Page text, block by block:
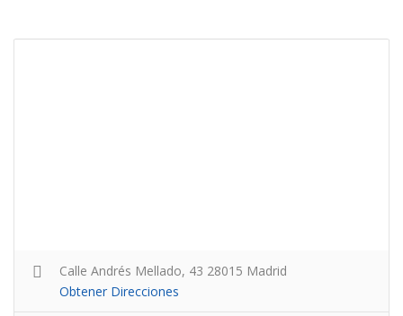
Calle Andrés Mellado, 43 28015 Madrid
Obtener Direcciones